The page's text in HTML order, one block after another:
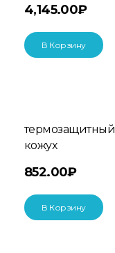
4,145.00₽
В Корзину
термозащитный
кожух
852.00₽
В Корзину